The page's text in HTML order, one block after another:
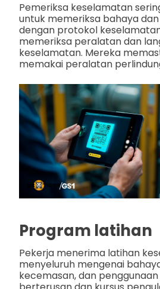
Pemeriksa keselamatan
untuk memeriksa bahaya
dengan protokol
memeriksa peralatan dan
keselamatan. Mereka
memakai peralatan
Program latihan
Pekerja menerima latihan
menyeluruh mengenai
kecemasan, dan